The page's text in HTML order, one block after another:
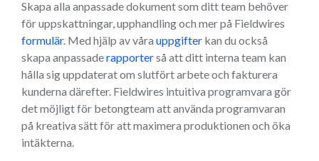
Skapa alla anpassade dokument som ditt team behöver
för uppskattningar, upphandling och mer på Fieldwires
formulär. Med hjälp av våra uppgifter kan du också
skapa anpassaderapporterså att ditt interna team kan
hålla sig uppdaterat om slutfört arbete och fakturera
kunderna därefter. Fieldwires intuitiva programvara gör
det möjligt för betongteam att använda programvaran
på kreativa sätt för att maximera produktionen och öka
intäkterna.